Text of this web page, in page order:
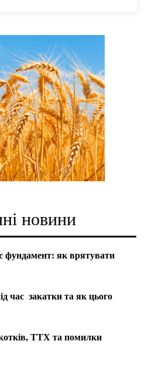
новини
фундамент: як врятувати
час закатки та як цього
ТТХ та помилки